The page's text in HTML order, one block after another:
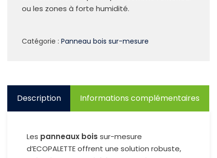
ou les zones à forte humidité.
Catégorie : Panneau bois sur-mesure
Description Informations complémentaires
Les panneaux bois sur-mesure
d’ECOPALETTE offrent une solution robuste,